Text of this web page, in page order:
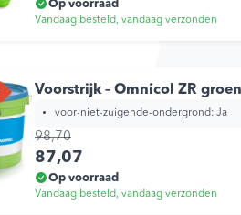
Op voorraad
Vandaag besteld, vandaag verzonden
Voorstrijk – Omnicol ZR
voor-niet-zuigende-ondergrond: Ja
98,70
Oorspronkelijke prijs was: 98,70.
87,07
Op voorraad
Vandaag besteld, vandaag verzonden